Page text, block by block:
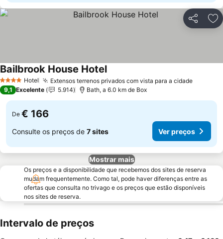
Partilhar
4 EstrelasHotel Extensos terrenos privados com vista para a cidade
Bailbrook House Hotel
9,1 Excelente 5.914 Bath, a 6.0 km de Box
De € 166
Consulte os preços de 7 sites Ver preços
Mostrar mais
Os preços e a disponibilidade que recebemos dos sites de reserva
mudam frequentemente. Como tal, pode haver diferenças entre as
ofertas que consulta no trivago e os preços que estão disponíveis
nos sites de reserva.
Intervalo de preços